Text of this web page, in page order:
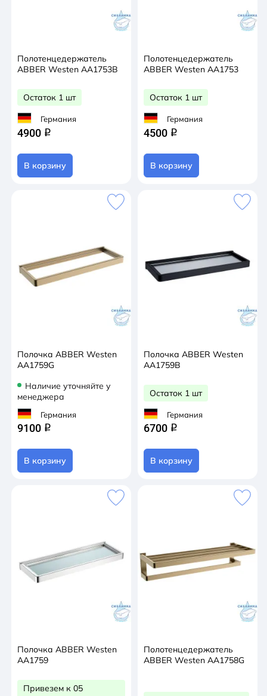
Полотенцедержатель
ABBER Westen AA1753B
Остаток 1 шт
Германия
4900 q
В корзину
Полотенцедержатель
ABBER Westen AA1753
Остаток 1 шт
Германия
4500 q
В корзину
Полочка ABBER Westen
AA1759G
Наличие уточняйте у
менеджера
Германия
9100 q
В корзину
Полочка ABBER Westen
AA1759B
Остаток 1 шт
Германия
6700 q
В корзину
Полочка ABBER Westen
AA1759
Привезем к 05
Полотенцедержатель
ABBER Westen AA1758G